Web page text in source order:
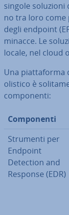
singole
no tra loro
degli endpoint
minacce. Le
locale, nel cloud
Una piat­ta­for­ma
olistico è
com­po­nen­ti:
Com­po­nen­ti
Strumenti per
Endpoint
Detection and
Response (EDR)